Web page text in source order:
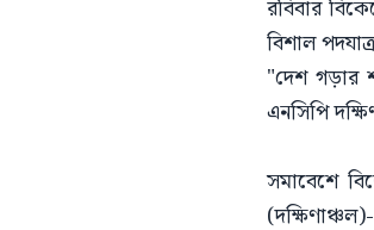
রবিবার
বিশাল
"দেশ গড়ার
এনসিপি
​সমাবেশে